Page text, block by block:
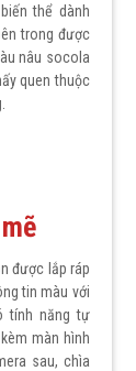
thể dành
trong được
nâu socola
quen thuộc
được lắp ráp
tin màu với
tính năng tự
màn hình
sau, chìa